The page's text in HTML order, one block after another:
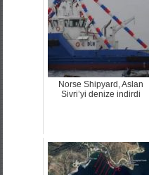
Norse Shipyard, Aslan
Sivri’yi denize indirdi